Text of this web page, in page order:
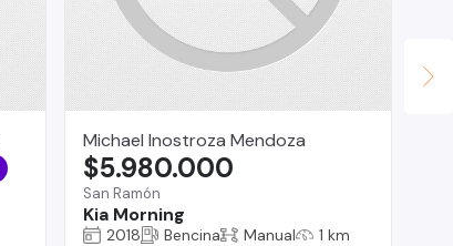
Michael Inostroza Mendoza
San Ramón
Kia Morning
$5.980.000
2018 Bencina Manual 1 km